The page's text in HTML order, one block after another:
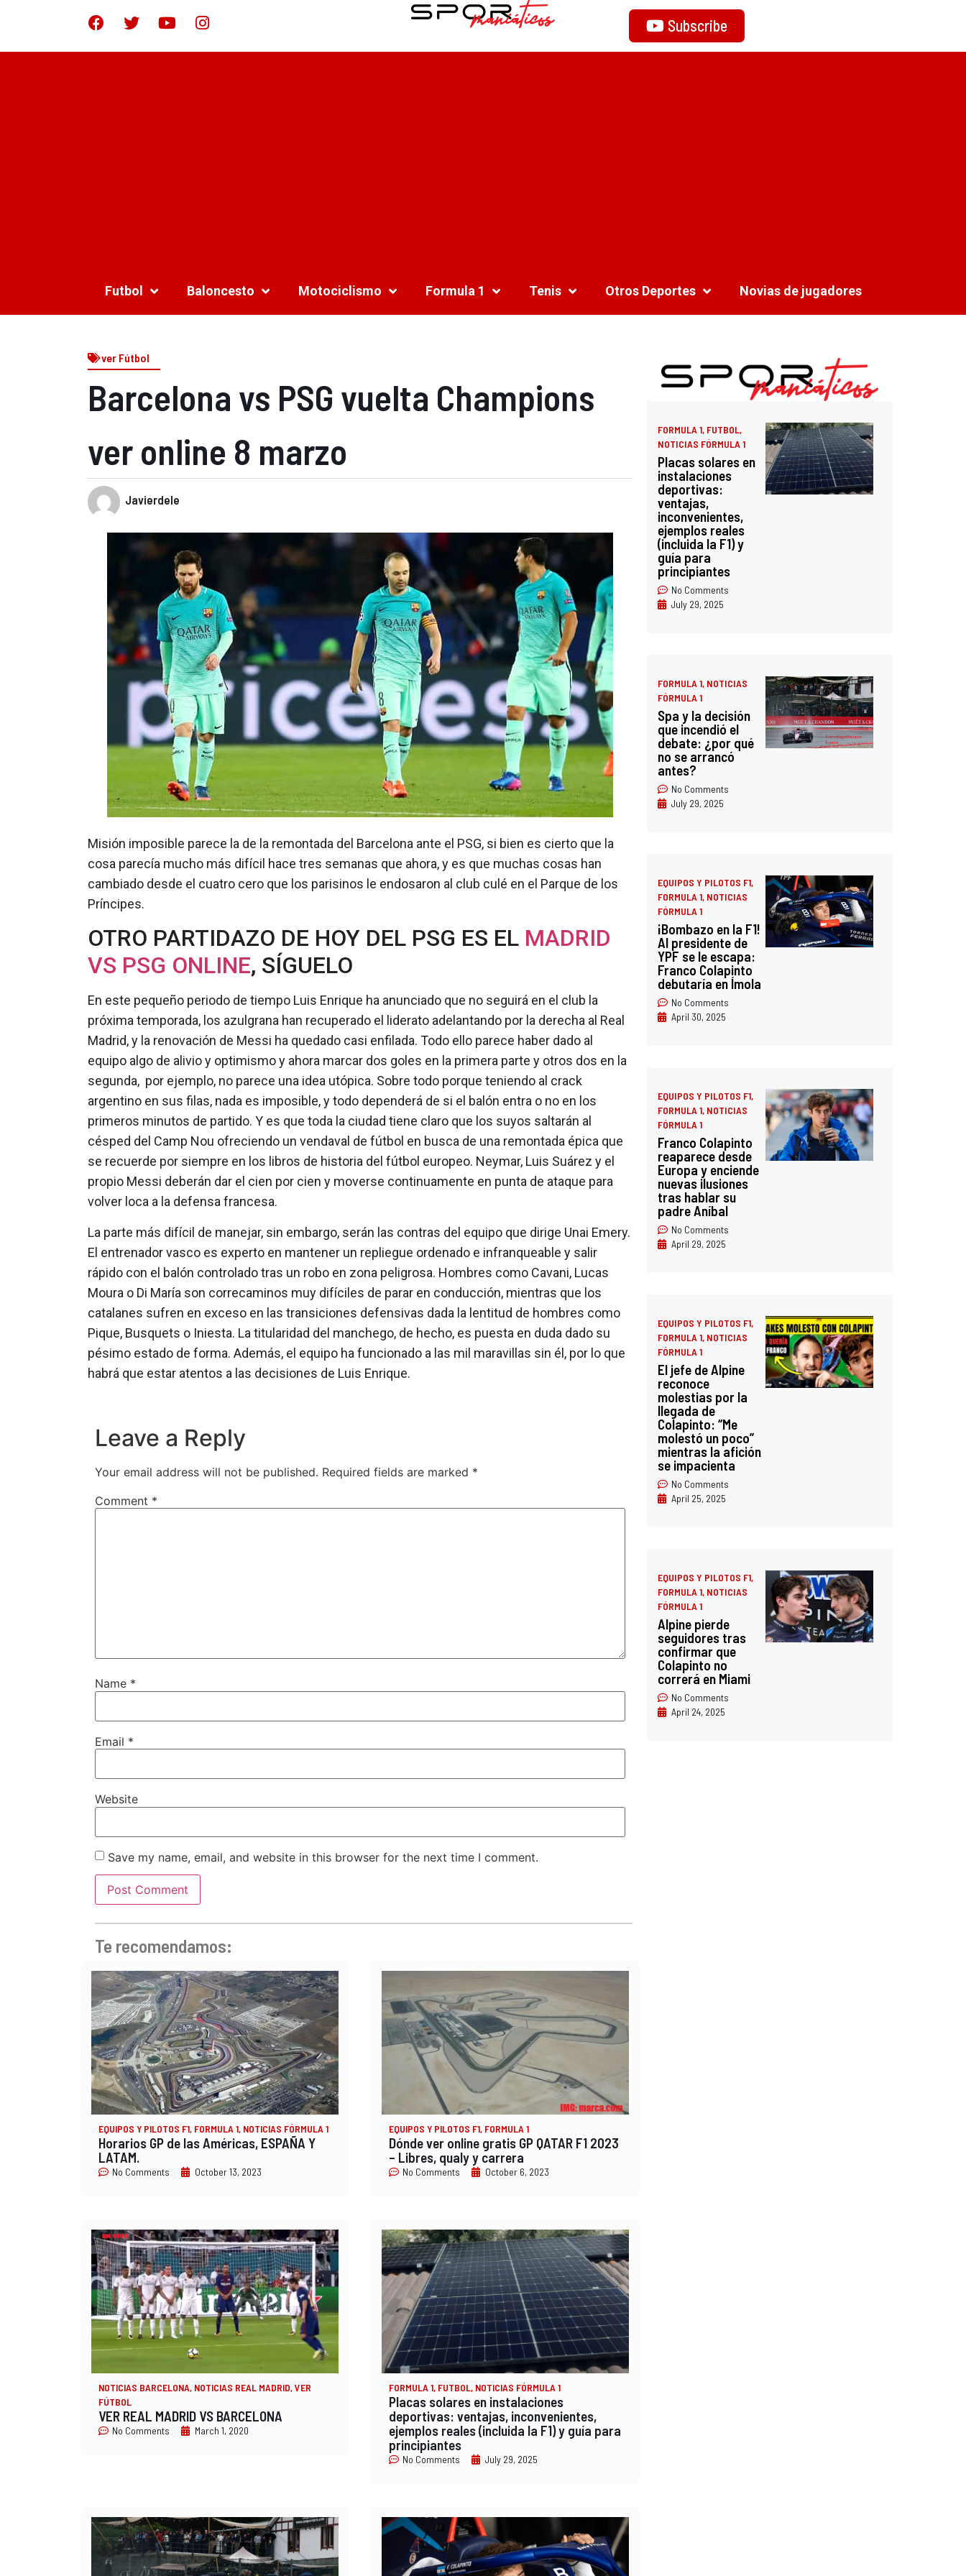
Subscribe
Futbol Baloncesto Motociclismo Formula 1 Tenis Otros Deportes Novias de jugadores
ver Fútbol
Barcelona vs PSG vuelta Champions
ver online 8 marzo
Javierdele
Misión imposible parece la de la remontada del Barcelona ante el PSG, si bien es cierto que la
cosa parecía mucho más difícil hace tres semanas que ahora, y es que muchas cosas han
cambiado desde el cuatro cero que los parisinos le endosaron al club culé en el Parque de los
Príncipes.
OTRO PARTIDAZO DE HOY DEL PSG ES EL MADRID
VS PSG ONLINE, SÍGUELO
En este pequeño periodo de tiempo Luis Enrique ha anunciado que no seguirá en el club la
próxima temporada, los azulgrana han recuperado el liderato adelantando por la derecha al Real
Madrid, y la renovación de Messi ha quedado casi enfilada. Todo ello parece haber dado al
equipo algo de alivio y optimismo y ahora marcar dos goles en la primera parte y otros dos en la
segunda, por ejemplo, no parece una idea utópica. Sobre todo porque teniendo al crack
argentino en sus filas, nada es imposible, y todo dependerá de si el balón entra o no en los
primeros minutos de partido. Y es que toda la ciudad tiene claro que los suyos saltarán al
césped del Camp Nou ofreciendo un vendaval de fútbol en busca de una remontada épica que
se recuerde por siempre en los libros de historia del fútbol europeo. Neymar, Luis Suárez y el
propio Messi deberán dar el cien por cien y moverse continuamente en punta de ataque para
volver loca a la defensa francesa.
La parte más difícil de manejar, sin embargo, serán las contras del equipo que dirige Unai Emery.
El entrenador vasco es experto en mantener un repliegue ordenado e infranqueable y salir
rápido con el balón controlado tras un robo en zona peligrosa. Hombres como Cavani, Lucas
Moura o Di María son correcaminos muy difíciles de parar en conducción, mientras que los
catalanes sufren en exceso en las transiciones defensivas dada la lentitud de hombres como
Pique, Busquets o Iniesta. La titularidad del manchego, de hecho, es puesta en duda dado su
pésimo estado de forma. Además, el equipo ha funcionado a las mil maravillas sin él, por lo que
habrá que estar atentos a las decisiones de Luis Enrique.
Leave a Reply
Your email address will not be published. Required fields are marked *
Comment *
Name *
Email *
Website
Save my name, email, and website in this browser for the next time I comment.
Te recomendamos:
EQUIPOS Y PILOTOS F1, FORMULA 1, NOTICIAS FÓRMULA 1
Horarios GP de las Américas, ESPAÑA Y
LATAM.
No Comments October 13, 2023
EQUIPOS Y PILOTOS F1, FORMULA 1
Dónde ver online gratis GP QATAR F1 2023
– Libres, qualy y carrera
No Comments October 6, 2023
NOTICIAS BARCELONA, NOTICIAS REAL MADRID,VER
FÚTBOL
VER REAL MADRID VS BARCELONA
No Comments March 1, 2020
FORMULA 1, FUTBOL, NOTICIAS FÓRMULA 1
Placas solares en instalaciones
deportivas: ventajas, inconvenientes,
ejemplos reales (incluida la F1) y guía para
principiantes
No Comments July 29, 2025
FORMULA 1, FUTBOL,
NOTICIAS FÓRMULA 1
Placas solares en
instalaciones
deportivas:
ventajas,
inconvenientes,
ejemplos reales
(incluida la F1) y
guía para
principiantes
No Comments
July 29, 2025
FORMULA 1, NOTICIAS
FÓRMULA 1
Spa y la decisión
que incendió el
debate: ¿por qué
no se arrancó
antes?
No Comments
July 29, 2025
EQUIPOS Y PILOTOS F1,
FORMULA 1, NOTICIAS
FÓRMULA 1
¡Bombazo en la F1!
Al presidente de
YPF se le escapa:
Franco Colapinto
debutaría en Ímola
No Comments
April 30, 2025
EQUIPOS Y PILOTOS F1,
FORMULA 1, NOTICIAS
FÓRMULA 1
Franco Colapinto
reaparece desde
Europa y enciende
nuevas ilusiones
tras hablar su
padre Aníbal
No Comments
April 29, 2025
EQUIPOS Y PILOTOS F1,
FORMULA 1, NOTICIAS
FÓRMULA 1
El jefe de Alpine
reconoce
molestias por la
llegada de
Colapinto: “Me
molestó un poco”
mientras la afición
se impacienta
No Comments
April 25, 2025
EQUIPOS Y PILOTOS F1,
FORMULA 1, NOTICIAS
FÓRMULA 1
Alpine pierde
seguidores tras
confirmar que
Colapinto no
correrá en Miami
No Comments
April 24, 2025